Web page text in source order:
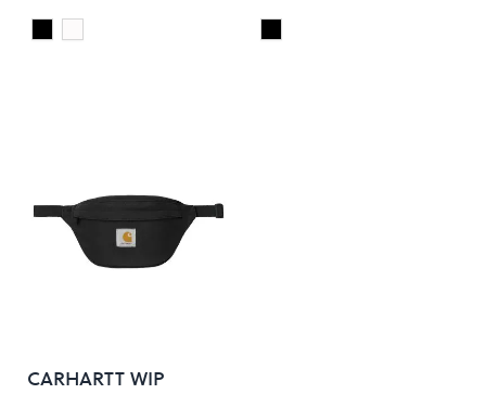
Colour
BlackNatural Colour
Black
CARHARTT WIP